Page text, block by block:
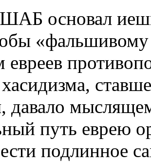
основал
евреев
давало
путь еврею
подлинное